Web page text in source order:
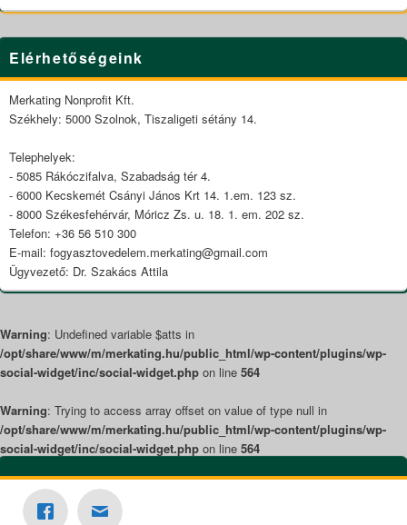
Sidebar
Widget
Area
Elérhetőségeink
Merkating Nonprofit Kft.
Székhely: 5000 Szolnok, Tiszaligeti sétány 14.
Telephelyek:
- 5085 Rákóczifalva, Szabadság tér 4.
- 6000 Kecskemét Csányi János Krt 14. 1.em. 123 sz.
- 8000 Székesfehérvár, Móricz Zs. u. 18. 1. em. 202 sz.
Telefon: +36 56 510 300
E-mail: fogyasztovedelem.merkating@gmail.com
Ügyvezető: Dr. Szakács Attila
Warning: Undefined variable $atts in
/opt/share/www/m/merkating.hu/public_html/wp-content/plugins/wp-
social-widget/inc/social-widget.php on line 564
Warning: Trying to access array offset on value of type null in
/opt/share/www/m/merkating.hu/public_html/wp-content/plugins/wp-
social-widget/inc/social-widget.php on line 564